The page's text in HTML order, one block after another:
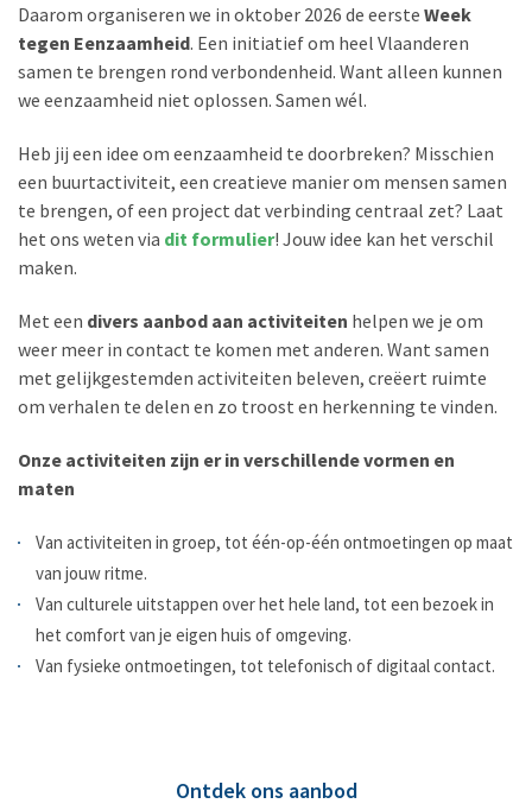
Daarom organiseren we in oktober 2026 de eerste Week
tegen Eenzaamheid. Een initiatief om heel Vlaanderen
samen te brengen rond verbondenheid. Want alleen kunnen
we eenzaamheid niet oplossen. Samen wél.
Heb jij een idee om eenzaamheid te doorbreken? Misschien
een buurtactiviteit, een creatieve manier om mensen samen
te brengen, of een project dat verbinding centraal zet? Laat
het ons weten via dit formulier! Jouw idee kan het verschil
maken.
Met een divers aanbod aan activiteiten helpen we je om
weer meer in contact te komen met anderen. Want samen
met gelijkgestemden activiteiten beleven, creëert ruimte
om verhalen te delen en zo troost en herkenning te vinden.
Onze activiteiten zijn er in verschillende vormen en
maten
Van activiteiten in groep, tot één-op-één ontmoetingen op maat
van jouw ritme.
Van culturele uitstappen over het hele land, tot een bezoek in
het comfort van je eigen huis of omgeving.
Van fysieke ontmoetingen, tot telefonisch of digitaal contact.
Ontdek ons aanbod